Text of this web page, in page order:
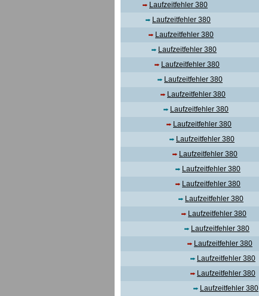
Laufzeitfehler 380
Laufzeitfehler 380
Laufzeitfehler 380
Laufzeitfehler 380
Laufzeitfehler 380
Laufzeitfehler 380
Laufzeitfehler 380
Laufzeitfehler 380
Laufzeitfehler 380
Laufzeitfehler 380
Laufzeitfehler 380
Laufzeitfehler 380
Laufzeitfehler 380
Laufzeitfehler 380
Laufzeitfehler 380
Laufzeitfehler 380
Laufzeitfehler 380
Laufzeitfehler 380
Laufzeitfehler 380
Laufzeitfehler 380